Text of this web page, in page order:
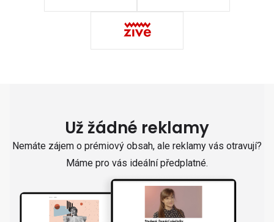
Už žádné reklamy
Nemáte zájem o prémiový obsah, ale reklamy vás otravují?
Máme pro vás ideální předplatné.